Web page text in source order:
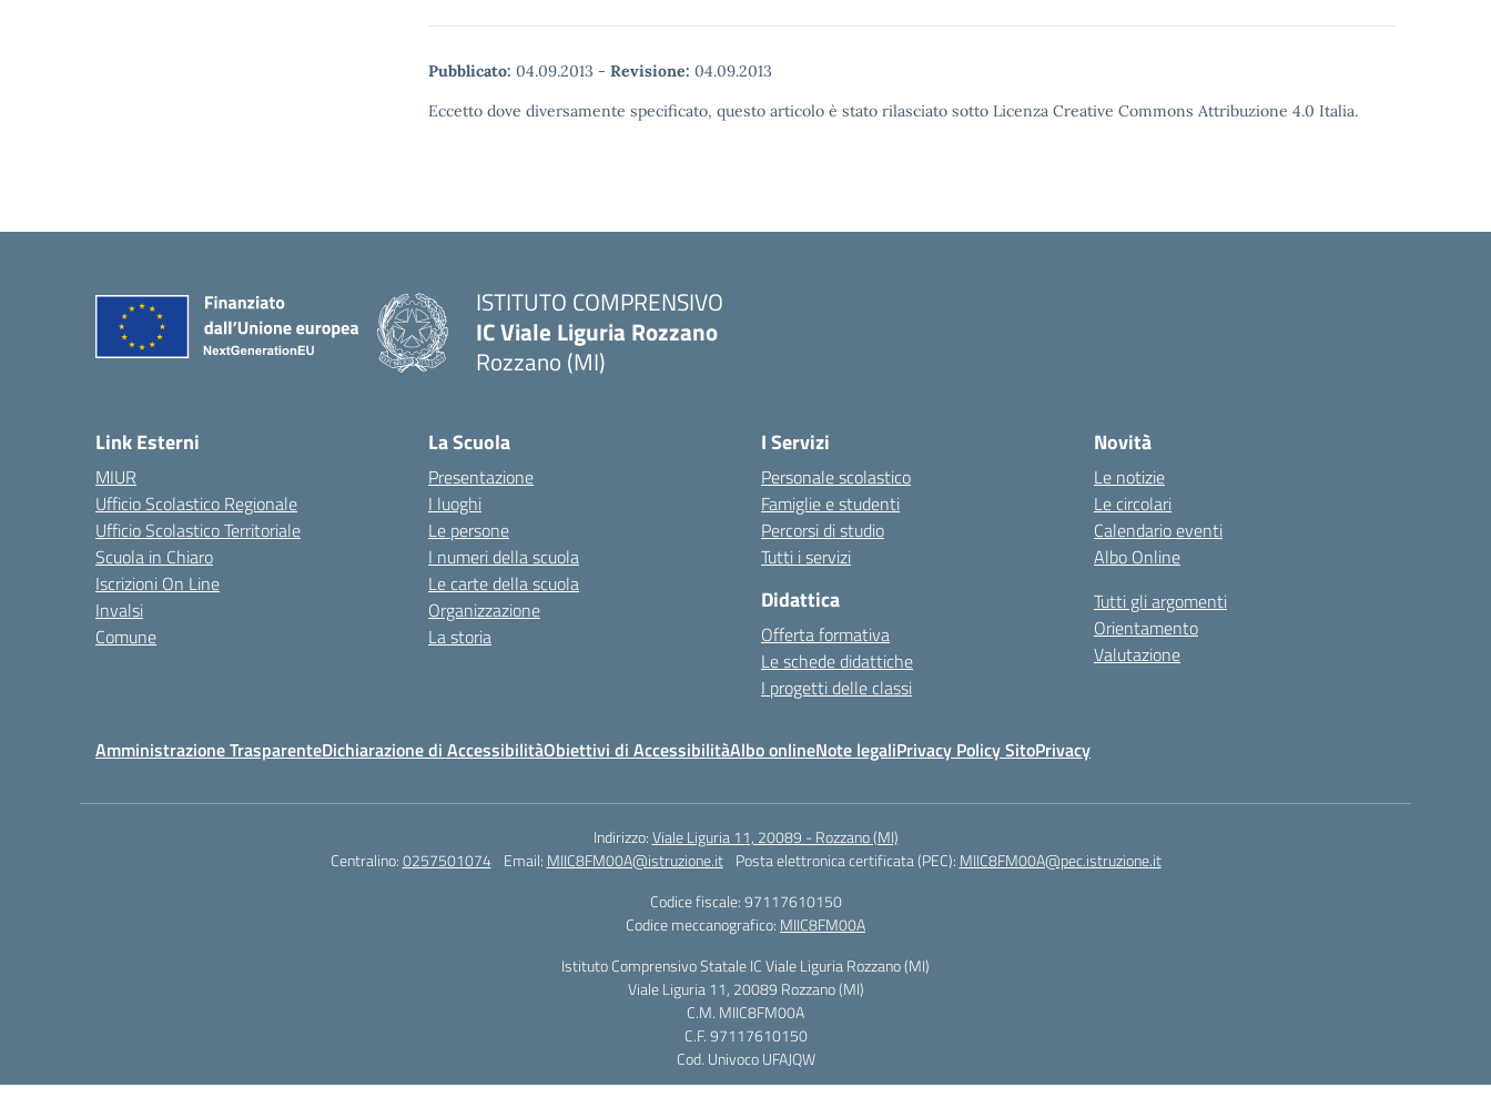
Pubblicato: 04.09.2013 - Revisione: 04.09.2013
Eccetto dove diversamente specificato, questo articolo è stato rilasciato sotto Licenza Creative Commons Attribuzione 4.0 Italia.
ISTITUTO COMPRENSIVO
IC Viale Liguria Rozzano
Rozzano (MI)
Link Esterni
MIUR
Ufficio Scolastico Regionale
Ufficio Scolastico Territoriale
Scuola in Chiaro
Iscrizioni On Line
Invalsi
Comune
La Scuola
Presentazione
I luoghi
Le persone
I numeri della scuola
Le carte della scuola
Organizzazione
La storia
I Servizi
Personale scolastico
Famiglie e studenti
Percorsi di studio
Tutti i servizi
Didattica
Offerta formativa
Le schede didattiche
I progetti delle classi
Novità
Le notizie
Le circolari
Calendario eventi
Albo Online
Tutti gli argomenti
Orientamento
Valutazione
Amministrazione TrasparenteDichiarazione di AccessibilitàObiettivi di AccessibilitàAlbo onlineNote legaliPrivacy Policy SitoPrivacy
Indirizzo:Viale Liguria 11, 20089 - Rozzano (MI)
Centralino:0257501074 Email: MIIC8FM00A@istruzione.it Posta elettronica certificata (PEC): MIIC8FM00A@pec.istruzione.it
Codice fiscale: 97117610150
Codice meccanografico: MIIC8FM00A
Istituto Comprensivo Statale IC Viale Liguria Rozzano (MI)
Viale Liguria 11, 20089 Rozzano (MI)
C.M. MIIC8FM00A
C.F. 97117610150
Cod. Univoco UFAJQW